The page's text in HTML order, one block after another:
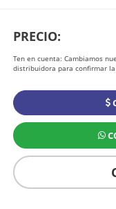
PRECIO:
Ten en cuenta: Cambiamos
distribuidora para confirmar